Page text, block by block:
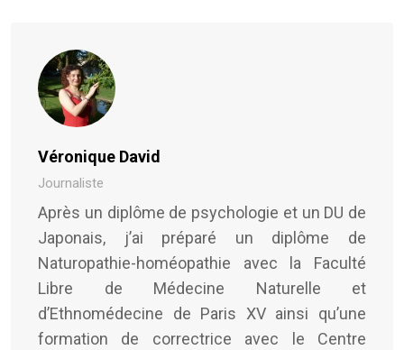
Véronique David
Journaliste
Après un diplôme de psychologie et un DU de
Japonais, j’ai préparé un diplôme de
Naturopathie-homéopathie avec la Faculté
Libre de Médecine Naturelle et
d’Ethnomédecine de Paris XV ainsi qu’une
formation de correctrice avec le Centre